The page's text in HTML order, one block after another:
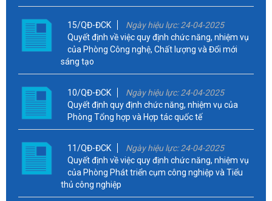
15/QĐ-ĐCK
Ngày hiệu lực: 24-04-2025
Quyết định về việc quy định chức năng, nhiệm vụ
của Phòng Công nghệ, Chất lượng và Đổi mới
sáng tạo
10/QĐ-ĐCK
Ngày hiệu lực: 24-04-2025
Quyết định quy định chức năng, nhiệm vụ của
Phòng Tổng hợp và Hợp tác quốc tế
11/QĐ-ĐCK
Ngày hiệu lực: 24-04-2025
Quyết định về việc quy định chức năng, nhiệm vụ
của Phòng Phát triển cụm công nghiệp và Tiểu
thủ công nghiệp